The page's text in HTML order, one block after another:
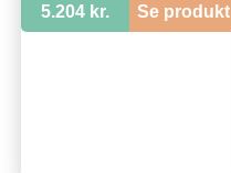
5.204 kr. Se produkt